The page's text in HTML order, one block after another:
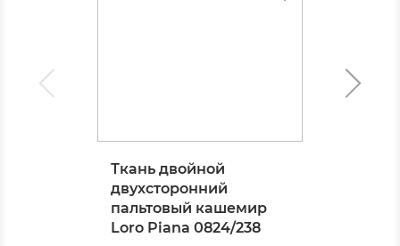
Ткань двойной
двухсторонний
пальтовый кашемир
Loro Piana 0824/238